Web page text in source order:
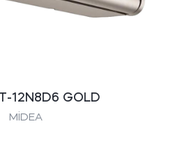
12N8D6 GOLD
MİDEA